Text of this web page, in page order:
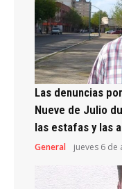
Las denuncias
Nueve de Julio
las estafas y las
General jueves 6 de